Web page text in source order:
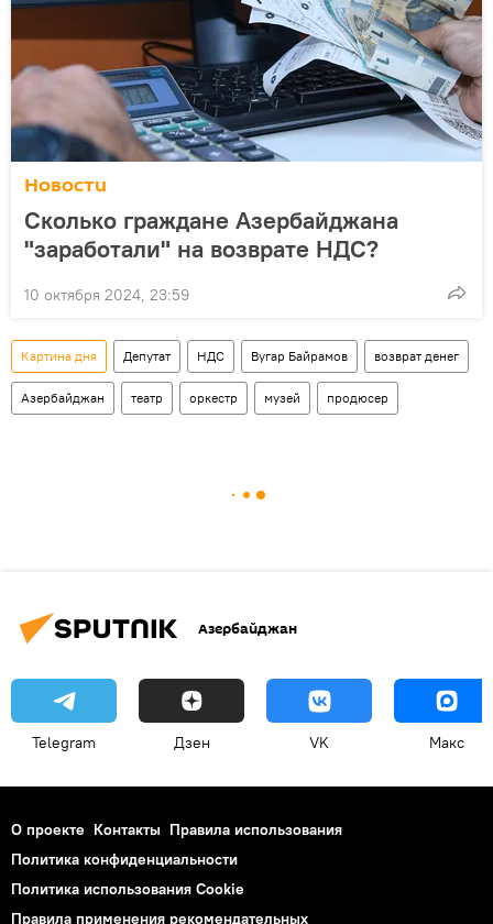
Новости
Сколько граждане Азербайджана
"заработали" на возврате НДС?
10 октября 2024, 23:59
Картина дня Депутат НДС Вугар Байрамов возврат денег
Азербайджан театр оркестр музей продюсер
Азербайджан
Telegram Дзен VK Макс
О проекте Контакты Правила использования
Политика конфиденциальности
Политика использования Cookie
Правила применения рекомендательных